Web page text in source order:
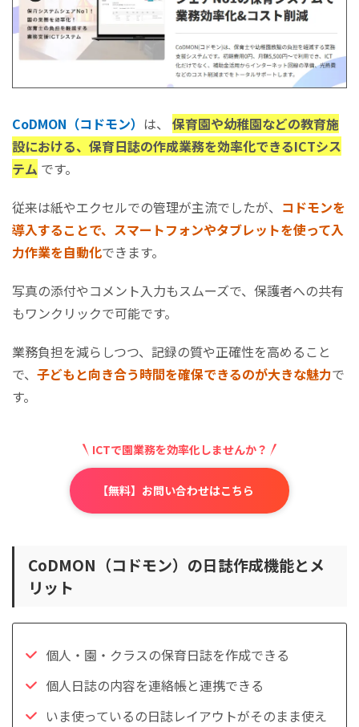
子どもの目線を尊重した書き方にする
まとめ
CoDMON（コドモン） は、 保育園や幼稚園などの教育施
設における、保育日誌の作成業務を効率化できるICTシス
テム です。
従来は紙やエクセルでの管理が主流でしたが、 コドモンを
導入することで、スマートフォンやタブレットを使って入
力作業を自動化できます。
写真の添付やコメント入力もスムーズで、保護者への共有
もワンクリックで可能です。
業務負担を減らしつつ、記録の質や正確性を高めること
で、 子どもと向き合う時間を確保できるのが大きな魅力で
す。
ICTで園業務を効率化しませんか？
【無料】お問い合わせはこちら
CoDMON（コドモン）の日誌作成機能とメ
リット
個人・園・クラスの保育日誌を作成できる
個人日誌の内容を連絡帳と連携できる
いま使っているの日誌レイアウトがそのまま使え